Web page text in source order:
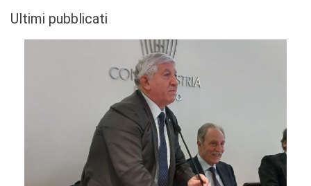
Ultimi pubblicati